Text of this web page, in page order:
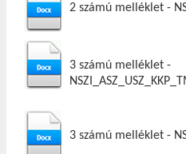
2 számú melléklet -
3 számú melléklet -
3 számú melléklet -